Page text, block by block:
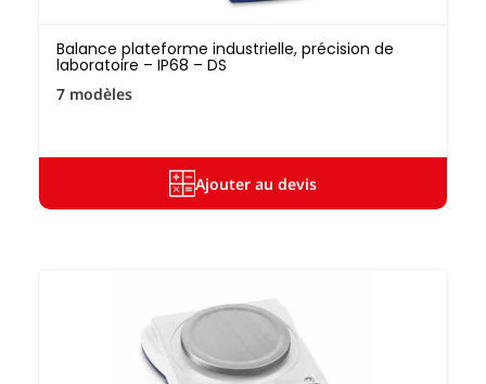
Balance plateforme industrielle, précision de
laboratoire – IP68 – DS
7 modèles
Ajouter au devis